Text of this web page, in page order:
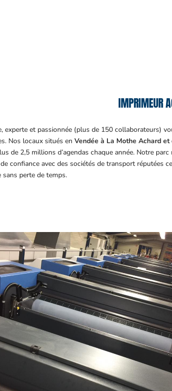
IMPRIMEUR
experte et passionnée (plus de 150 collaborateurs)
Nos locaux situés enVendée à La Mothe Achard
de 2,5 millions d’agendas chaque année. Notre
confiance avec des sociétés de transport réputées
sans perte de temps.